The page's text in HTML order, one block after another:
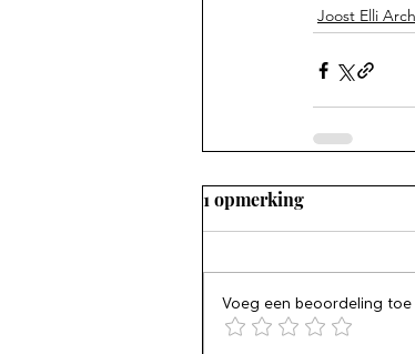
Joost Elli
1 opmerking
Voeg een beoordeling toe